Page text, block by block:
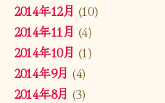
2014年12月 (10)
2014年11月 (4)
2014年10月 (1)
2014年9月 (4)
2014年8月 (3)